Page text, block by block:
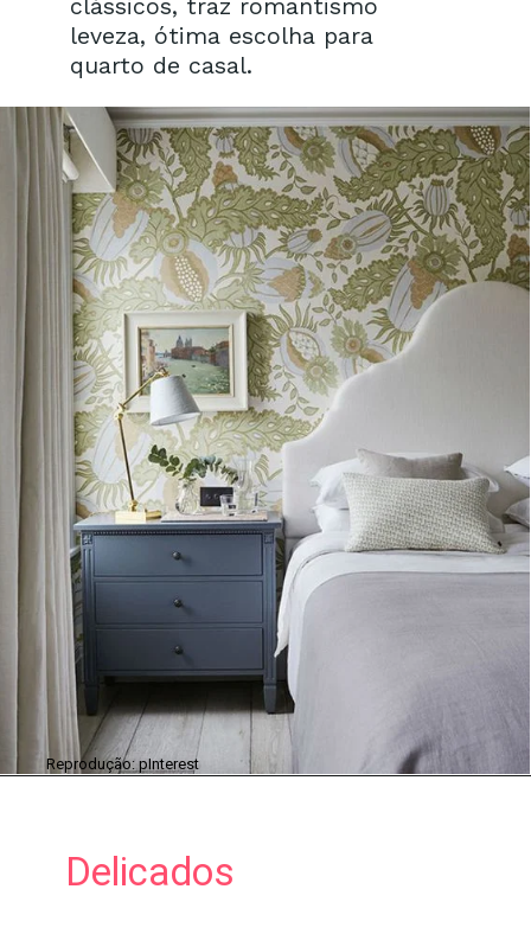
clássicos, traz romantismo
leveza, ótima escolha para
quarto de casal.
Reprodução: pInterest
Delicados